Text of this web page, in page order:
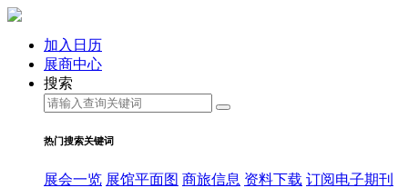
加入日历
展商中心
搜索
热门搜索关键词
展会一览 展馆平面图 商旅信息 资料下载 订阅电子期刊